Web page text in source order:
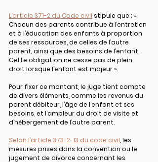
L’article 371-2 du Code civil stipule que : «
Chacun des parents contribue à l’entretien
et à l’éducation des enfants à proportion
de ses ressources, de celles de l’autre
parent, ainsi que des besoins de l’enfant.
Cette obligation ne cesse pas de plein
droit lorsque l’enfant est majeur ».
Pour fixer ce montant, le juge tient compte
de divers éléments, comme les revenus du
parent débiteur, l’âge de l’enfant et ses
besoins, et l’ampleur du droit de visite et
d’hébergement de l’autre parent.
Selon l’article 373-2-13 du code civil , les
mesures prises dans la convention ou le
jugement de divorce concernant les